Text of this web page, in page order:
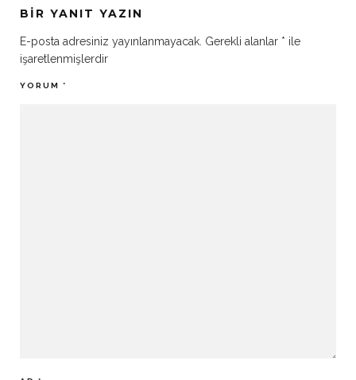
BIR YANIT YAZIN
E-posta adresiniz yayınlanmayacak. Gerekli alanlar * ile
işaretlenmişlerdir
YORUM *